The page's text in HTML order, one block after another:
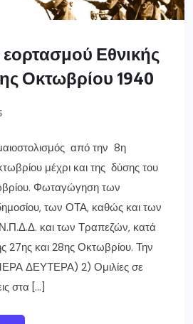
Εθνικής
Οκτωβρίου 1940
από την 8η
μέχρι και της δύσης του
Φωταγώγηση των
των ΟΤΑ, καθώς και των
και των Τραπεζών, κατά
27ης και 28ης Οκτωβρίου. Την
ΔΕΥΤΕΡΑ) 2) Ομιλίες σε
στα […]